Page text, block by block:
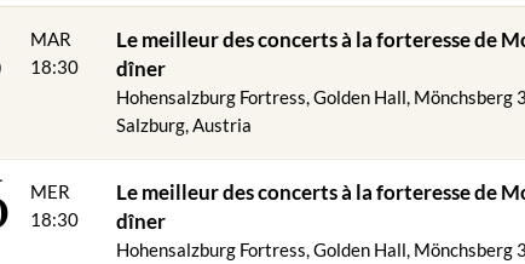
braisée du bétail local sur purée de pommes de terre truffée et
poêlée au beurre d'amande avec pommes de terre au romarin
nous nous ferons un plaisir de vous servir un menu végétarien.
MAR
18:30
Le meilleur des concerts à la forteresse de
dîner
Hohensalzburg Fortress, Golden Hall, Mönchsberg
Salzburg, Austria
MER
18:30
Le meilleur des concerts à la forteresse de
dîner
Hohensalzburg Fortress, Golden Hall, Mönchsberg